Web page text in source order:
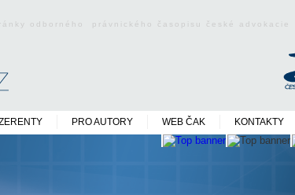
odborného právnického časopisu české advokacie
PRO AUTORY WEB ČAK KONTAKTY